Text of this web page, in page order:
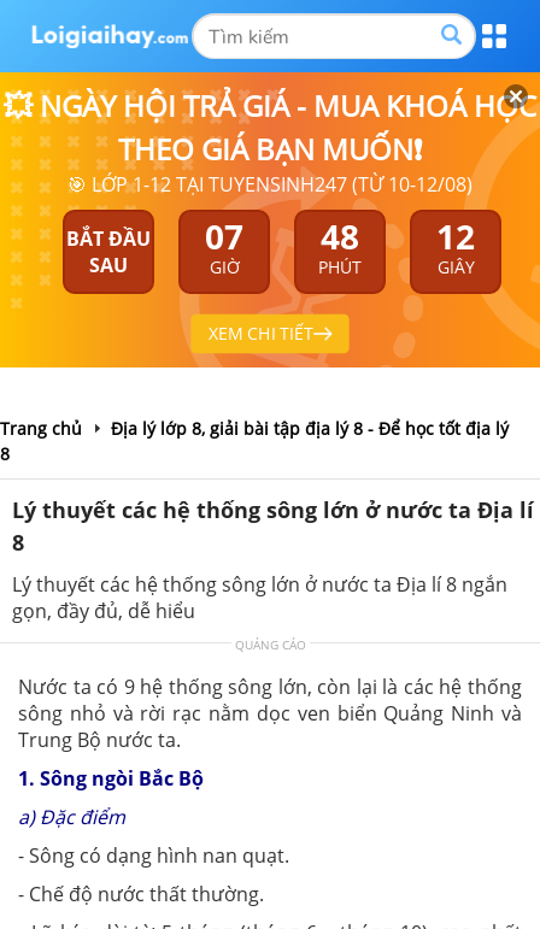
💥 NGÀY HỘI TRẢ GIÁ - MUA KHOÁ HỌC
THEO GIÁ BẠN MUỐN❗
🎯 LỚP 1-12 TẠI TUYENSINH247 (TỪ 10-12/08)
BẮT ĐẦU
SAU
07
GIỜ
48
PHÚT
11
GIÂY
XEM CHI TIẾT
Trang chủ
Địa lý lớp 8, giải bài tập địa lý 8 - Để học tốt địa lý
8
Lý thuyết các hệ thống sông lớn ở nước ta Địa lí
8
Lý thuyết các hệ thống sông lớn ở nước ta Địa lí 8 ngắn
gọn, đầy đủ, dễ hiểu
QUẢNG CÁO
Nước ta có 9 hệ thống sông lớn, còn lại là các hệ thống
sông nhỏ và rời rạc nằm dọc ven biển Quảng Ninh và
Trung Bộ nước ta.
1. Sông ngòi Bắc Bộ
a) Đặc điểm
- Sông có dạng hình nan quạt.
- Chế độ nước thất thường.